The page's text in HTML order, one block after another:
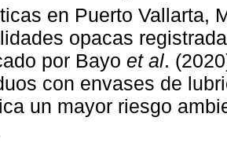
en Puerto Vallarta,
opacas
por Bayo et al.
con envases de
un mayor riesgo